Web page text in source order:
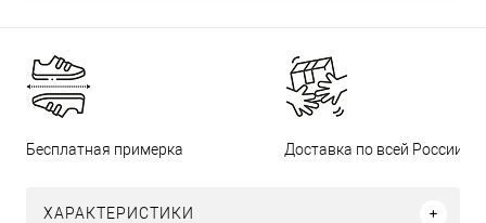
Бесплатная примерка Доставка по всей России
ХАРАКТЕРИСТИКИ